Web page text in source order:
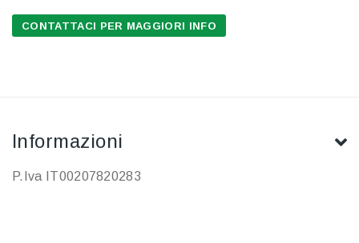
CONTATTACI PER MAGGIORI INFO
Informazioni
P.Iva IT00207820283